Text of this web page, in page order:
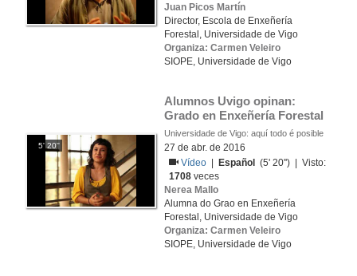
Juan Picos Martín
Director, Escola de Enxeñería
Forestal, Universidade de Vigo
Organiza: Carmen Veleiro
SIOPE, Universidade de Vigo
5' 20''
Alumnos Uvigo opinan:
Grado en Enxeñería Forestal
Universidade de Vigo: aquí todo é posible
27 de abr. de 2016
Vídeo
Español
(5' 20'') | Visto:
1708 veces
Nerea Mallo
Alumna do Grao en Enxeñería
Forestal, Universidade de Vigo
Organiza: Carmen Veleiro
SIOPE, Universidade de Vigo